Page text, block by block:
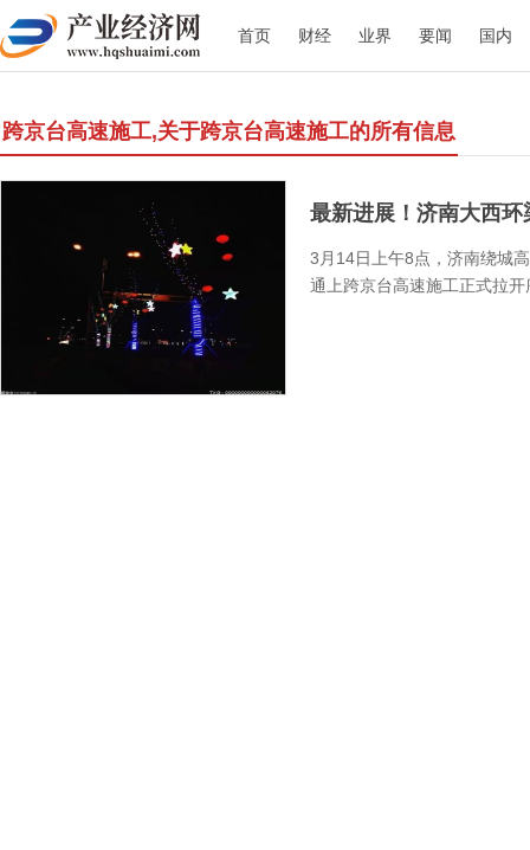
首页 财经 业界 要闻 国内
跨京台高速施工,关于跨京台高速施工的所有信息
最新进展！济南大西
3月14日上午8点，济南绕城
通上跨京台高速施工正式拉